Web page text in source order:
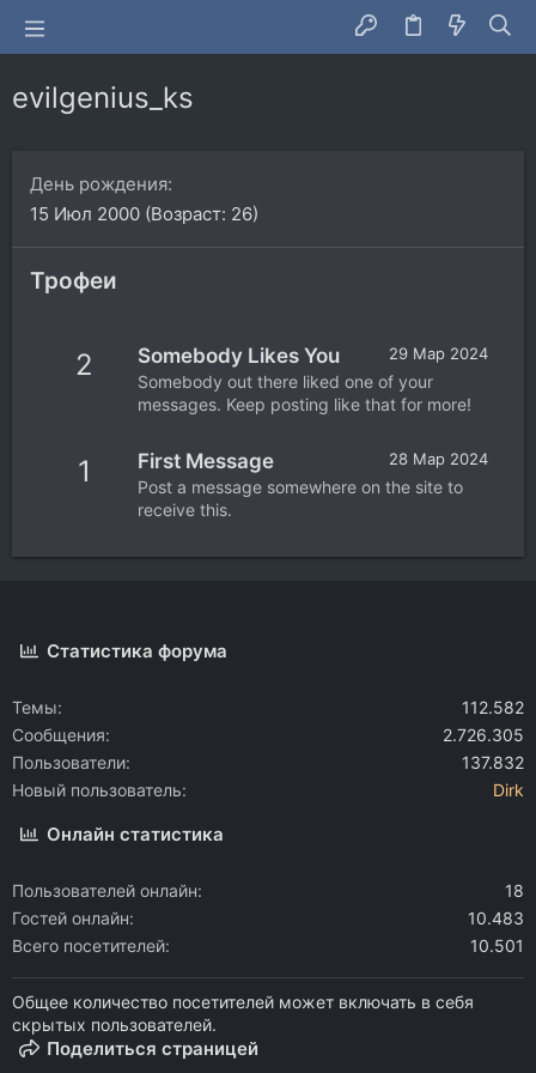
evilgenius_ks
День рождения
15 Июл 2000 (Возраст: 26)
Трофеи
2 29 Мар 2024
Somebody Likes You
Somebody out there liked one of your
messages. Keep posting like that for more!
1 28 Мар 2024
First Message
Post a message somewhere on the site to
receive this.
Статистика форума
Темы
112.582
Сообщения
2.726.305
Пользователи
137.832
Новый пользователь
Dirk
Онлайн статистика
Пользователей онлайн
18
Гостей онлайн
10.483
Всего посетителей
10.501
Общее количество посетителей может включать в себя
скрытых пользователей.
Поделиться страницей